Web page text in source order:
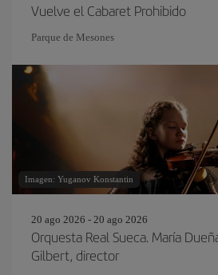
Vuelve el Cabaret Prohibido
Parque de Mesones
Imagen: Yuganov Konstantin
20 ago 2026 - 20 ago 2026
Orquesta Real Sueca. María
Gilbert, director